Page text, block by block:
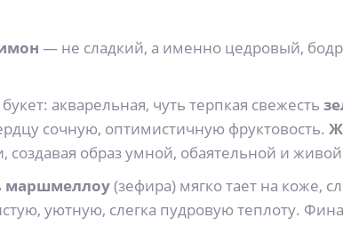
— не сладкий, а именно цедровый,
акварельная, чуть терпкая свежесть
сочную, оптимистичную фруктовость.
образ умной, обаятельной и
маршмеллоу(зефира) мягко тает на коже,
уютную, слегка пудровую теплоту.